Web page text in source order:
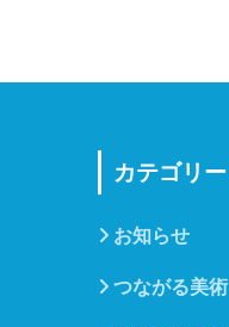
カテゴリー
お知らせ
つながる美術